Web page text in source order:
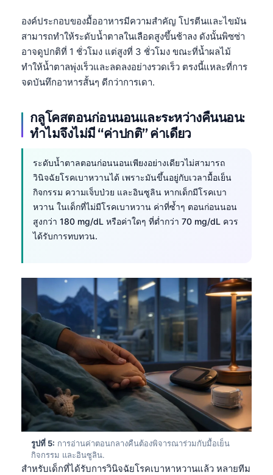
องค์ประกอบของมื้ออาหารมีความสำคัญ โปรตีนและไขมัน
สามารถทำให้ระดับน้ำตาลในเลือดสูงขึ้นช้าลง ดังนั้นพิซซ่า
อาจดูปกติที่ 1 ชั่วโมง แต่สูงที่ 3 ชั่วโมง ขณะที่น้ำผลไม้
ทำให้น้ำตาลพุ่งเร็วและลดลงอย่างรวดเร็ว ตรงนี้แหละที่การ
จดบันทึกอาหารสั้นๆ ดีกว่าการเดา.
กลูโคสตอนก่อนนอนและระหว่างคืนนอน:
ทำไมจึงไม่มี “ค่าปกติ” ค่าเดียว
ระดับน้ำตาลตอนก่อนนอนเพียงอย่างเดียวไม่สามารถ
วินิจฉัยโรคเบาหวานได้ เพราะมันขึ้นอยู่กับเวลามื้อเย็น
กิจกรรม ความเจ็บป่วย และอินซูลิน หากเด็กมีโรคเบา
หวาน ในเด็กที่ไม่มีโรคเบาหวาน ค่าที่ซ้ำๆ ตอนก่อนนอน
สูงกว่า 180 mg/dL หรือค่าใดๆ ที่ต่ำกว่า 70 mg/dL ควร
ได้รับการทบทวน.
รูปที่ 5: การอ่านค่าตอนกลางคืนต้องพิจารณาร่วมกับมื้อเย็น
กิจกรรม และอินซูลิน.
สำหรับเด็กที่ได้รับการวินิจฉัยโรคเบาหาหวานแล้ว หลายทีม